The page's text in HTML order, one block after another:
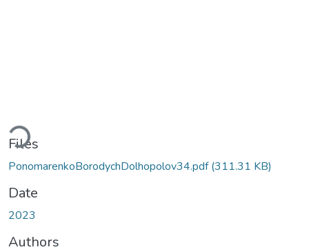
Files
PonomarenkoBorodychDolhopolov34.pdf(311.31 KB)
Date
2023
Authors